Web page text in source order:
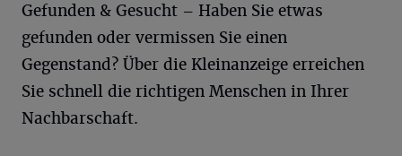
Gefunden & Gesucht – Haben Sie etwas
gefunden oder vermissen Sie einen
Gegenstand? Über die Kleinanzeige erreichen
Sie schnell die richtigen Menschen in Ihrer
Nachbarschaft.